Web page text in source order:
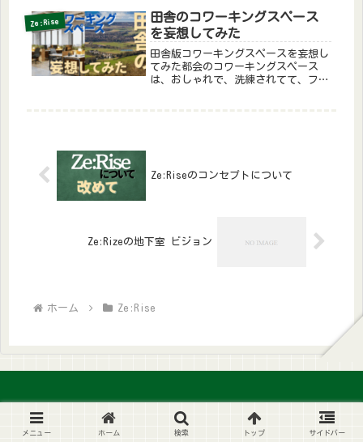
それだけで、不思議と心が軽くなった
り、動けたりする。Ze:Riseの地...
Ze:Rise
田舎のコワーキングスペース
を妄想してみた
田舎版コワーキングスペースを妄想し
てみた都会のコワーキングスペース
は、おしゃれで、洗練されてて、フリ
Ze:Riseのコンセプトについて
Ze:Rizeの地下室 ビジョン
ホーム Ze:Rise
© 2024 Ze:Rise.
メニュー ホーム 検索 トップ サイドバー